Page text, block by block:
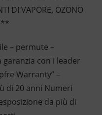
DI VAPORE, OZONO
– permute –
con i leader
Warranty” –
di 20 anni Numeri
da più di